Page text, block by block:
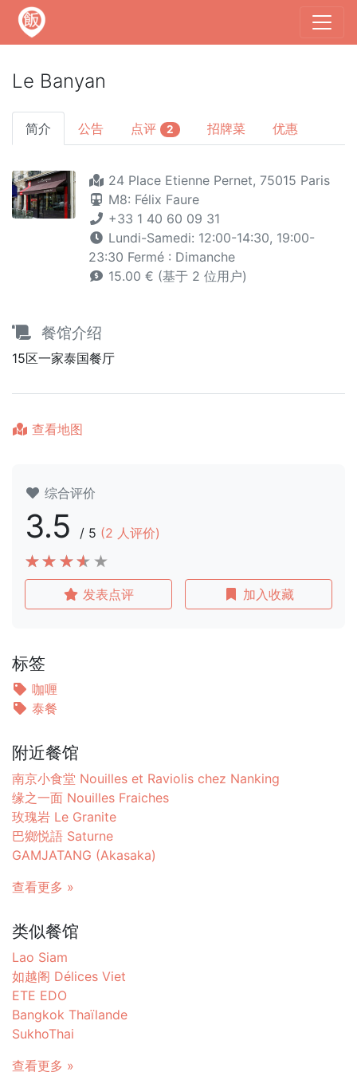
Le Banyan
简介 公告 点评 2 招牌菜 优惠
24 Place Etienne Pernet, 75015 Paris
M8: Félix Faure
+33 1 40 60 09 31
Lundi-Samedi: 12:00-14:30, 19:00-
23:30 Fermé : Dimanche
15.00 € (基于 2 位用户)
餐馆介绍
15区一家泰国餐厅
查看地图
综合评价
3.5 / 5 (2 人评价)
发表点评 加入收藏
标签
咖喱
泰餐
附近餐馆
南京小食堂 Nouilles et Raviolis chez Nanking
缘之一面 Nouilles Fraiches
玫瑰岩 Le Granite
巴鄉悦語 Saturne
GAMJATANG (Akasaka)
查看更多 »
类似餐馆
Lao Siam
如越阁 Délices Viet
ETE EDO
Bangkok Thaïlande
SukhoThai
查看更多 »